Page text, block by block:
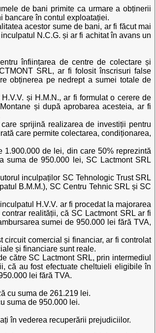
de bani primite ca urmare a obținerii
bancare în contul exploatației.
acestor sume de bani, ar fi făcut mai
N.C.G. și ar fi achitat în avans un
înființarea de centre de colectare și
SRL, ar fi folosit înscrisuri false
obținerea pe nedrept a sumei totale de
și H.M.N., ar fi formulat o cerere de
și după aprobarea acesteia, ar fi
sprijină realizarea de investiții pentru
care permite colectarea, condiționarea,
de lei, din care 50% reprezintă
suma de 950.000 lei, SC Lactmont SRL
inculpaților SC Tehnologic Trust SRL
B.M.M.), SC Centru Tehnic SRL și SC
H.V.V. ar fi procedat la majorarea
realității, că SC Lactmont SRL ar fi
sumei de 950.000 lei fără TVA,
circuit comercial și financiar, ar fi controlat
și financiare sunt reale.
către SC Lactmont SRL, prin intermediul
că au fost efectuate cheltuieli eligibile în
lei fără TVA.
cu suma de 261.219 lei.
suma de 950.000 lei.
în vederea recuperării prejudiciilor.